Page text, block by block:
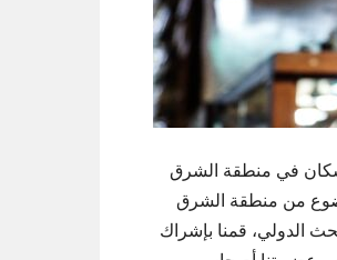
في منطقة الشرق
من منطقة الشرق
الدولي، قمنا بإشراك